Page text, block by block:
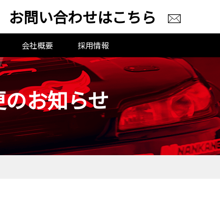
お問い合わせはこちら
会社概要 採用情報
お知らせ